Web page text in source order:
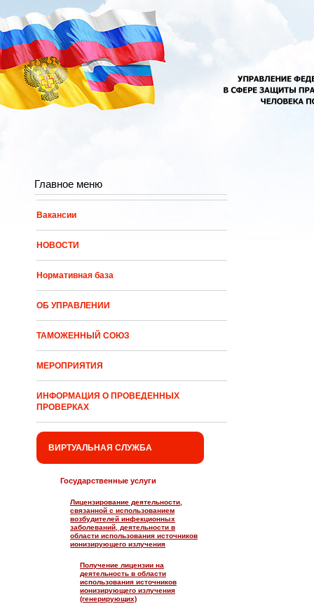
Перейти к основному содержанию
Главное меню
Вакансии
НОВОСТИ
Нормативная база
ОБ УПРАВЛЕНИИ
ТАМОЖЕННЫЙ СОЮЗ
МЕРОПРИЯТИЯ
ИНФОРМАЦИЯ О ПРОВЕДЕННЫХ
ПРОВЕРКАХ
ВИРТУАЛЬНАЯ СЛУЖБА
Государственные услуги
Лицензирование деятельности,
связанной с использованием
возбудителей инфекционных
заболеваний, деятельности в
области использования источников
ионизирующего излучения
Получение лицензии на
деятельность в области
использования источников
ионизирующего излучения
(генерирующих)